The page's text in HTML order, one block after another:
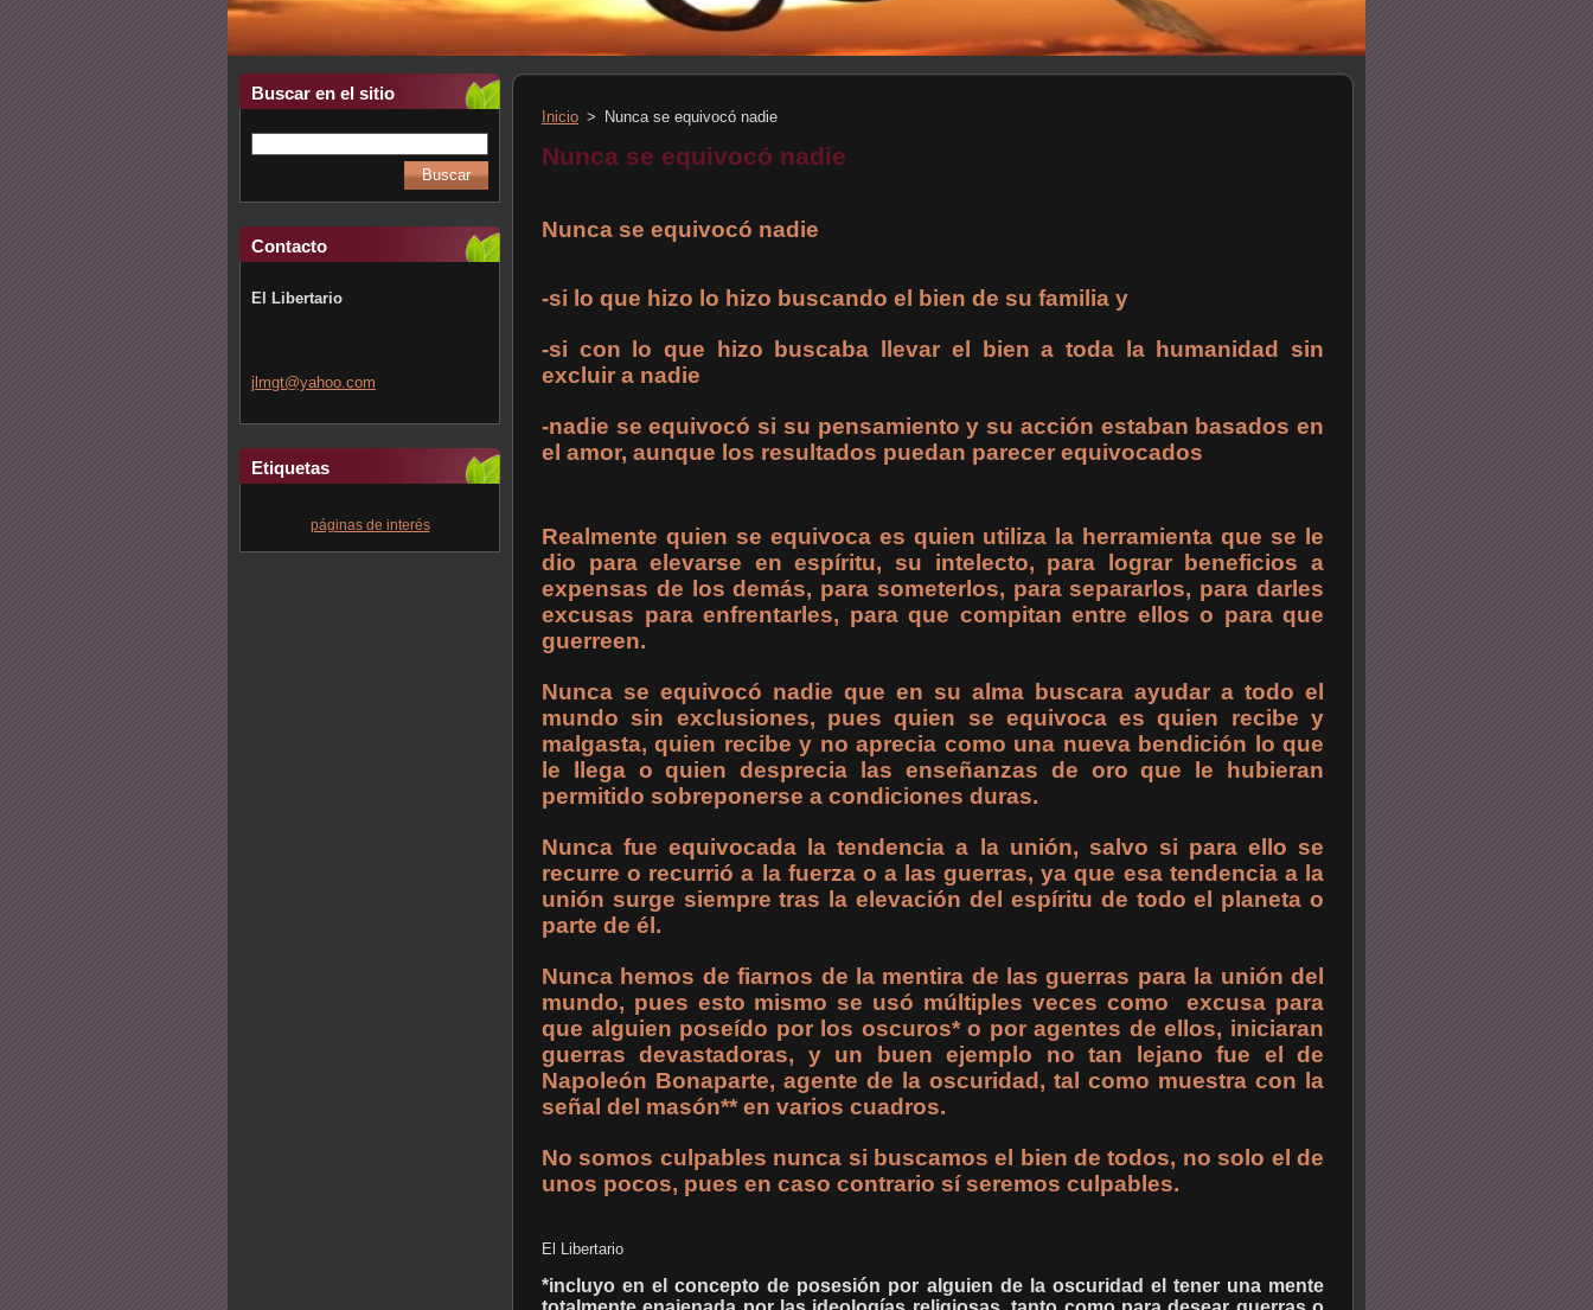
Buscar en el sitio
Contacto
El Libertario
jlmgt@yahoo.com
Etiquetas
páginas de interés
Inicio > Nunca se equivocó nadie
Nunca se equivocó nadie
Nunca se equivocó nadie
-si lo que hizo lo hizo buscando el bien de su familia y
-si con lo que hizo buscaba llevar el bien a toda la humanidad sin
excluir a nadie
-nadie se equivocó si su pensamiento y su acción estaban basados en
el amor, aunque los resultados puedan parecer equivocados
Realmente quien se equivoca es quien utiliza la herramienta que se le
dio para elevarse en espíritu, su intelecto, para lograr beneficios a
expensas de los demás, para someterlos, para separarlos, para darles
excusas para enfrentarles, para que compitan entre ellos o para que
guerreen.
Nunca se equivocó nadie que en su alma buscara ayudar a todo el
mundo sin exclusiones, pues quien se equivoca es quien recibe y
malgasta, quien recibe y no aprecia como una nueva bendición lo que
le llega o quien desprecia las enseñanzas de oro que le hubieran
permitido sobreponerse a condiciones duras.
Nunca fue equivocada la tendencia a la unión, salvo si para ello se
recurre o recurrió a la fuerza o a las guerras, ya que esa tendencia a la
unión surge siempre tras la elevación del espíritu de todo el planeta o
parte de él.
Nunca hemos de fiarnos de la mentira de las guerras para la unión del
mundo, pues esto mismo se usó múltiples veces como excusa para
que alguien poseído por los oscuros* o por agentes de ellos, iniciaran
guerras devastadoras, y un buen ejemplo no tan lejano fue el de
Napoleón Bonaparte, agente de la oscuridad, tal como muestra con la
señal del masón** en varios cuadros.
No somos culpables nunca si buscamos el bien de todos, no solo el de
unos pocos, pues en caso contrario sí seremos culpables.
El Libertario
*incluyo en el concepto de posesión por alguien de la oscuridad el tener una mente